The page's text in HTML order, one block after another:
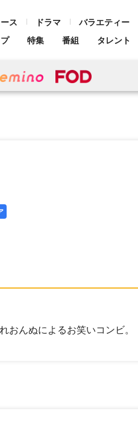
ス ドラマ バラエティー
特集 番組 タレント
んぬによるお笑いコンビ。